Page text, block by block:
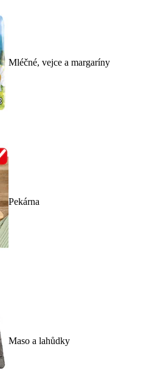
Mléčné, vejce a margaríny
Pekárna
Maso a lahůdky